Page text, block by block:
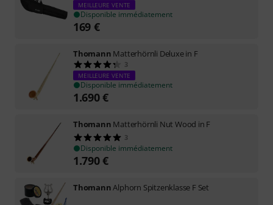
MEILLEURE VENTE
Disponible immédiatement
169 €
Thomann Matterhörnli Deluxe in F
3
MEILLEURE VENTE
Disponible immédiatement
1.690€
Thomann Matterhörnli Nut Wood in F
3
Disponible immédiatement
1.790€
ThomannAlphorn Spitzenklasse F Set